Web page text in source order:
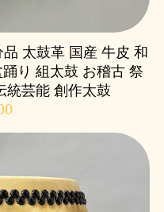
太鼓革 国産 牛皮 和
り 組太鼓 お稽古 祭
統芸能 創作太鼓